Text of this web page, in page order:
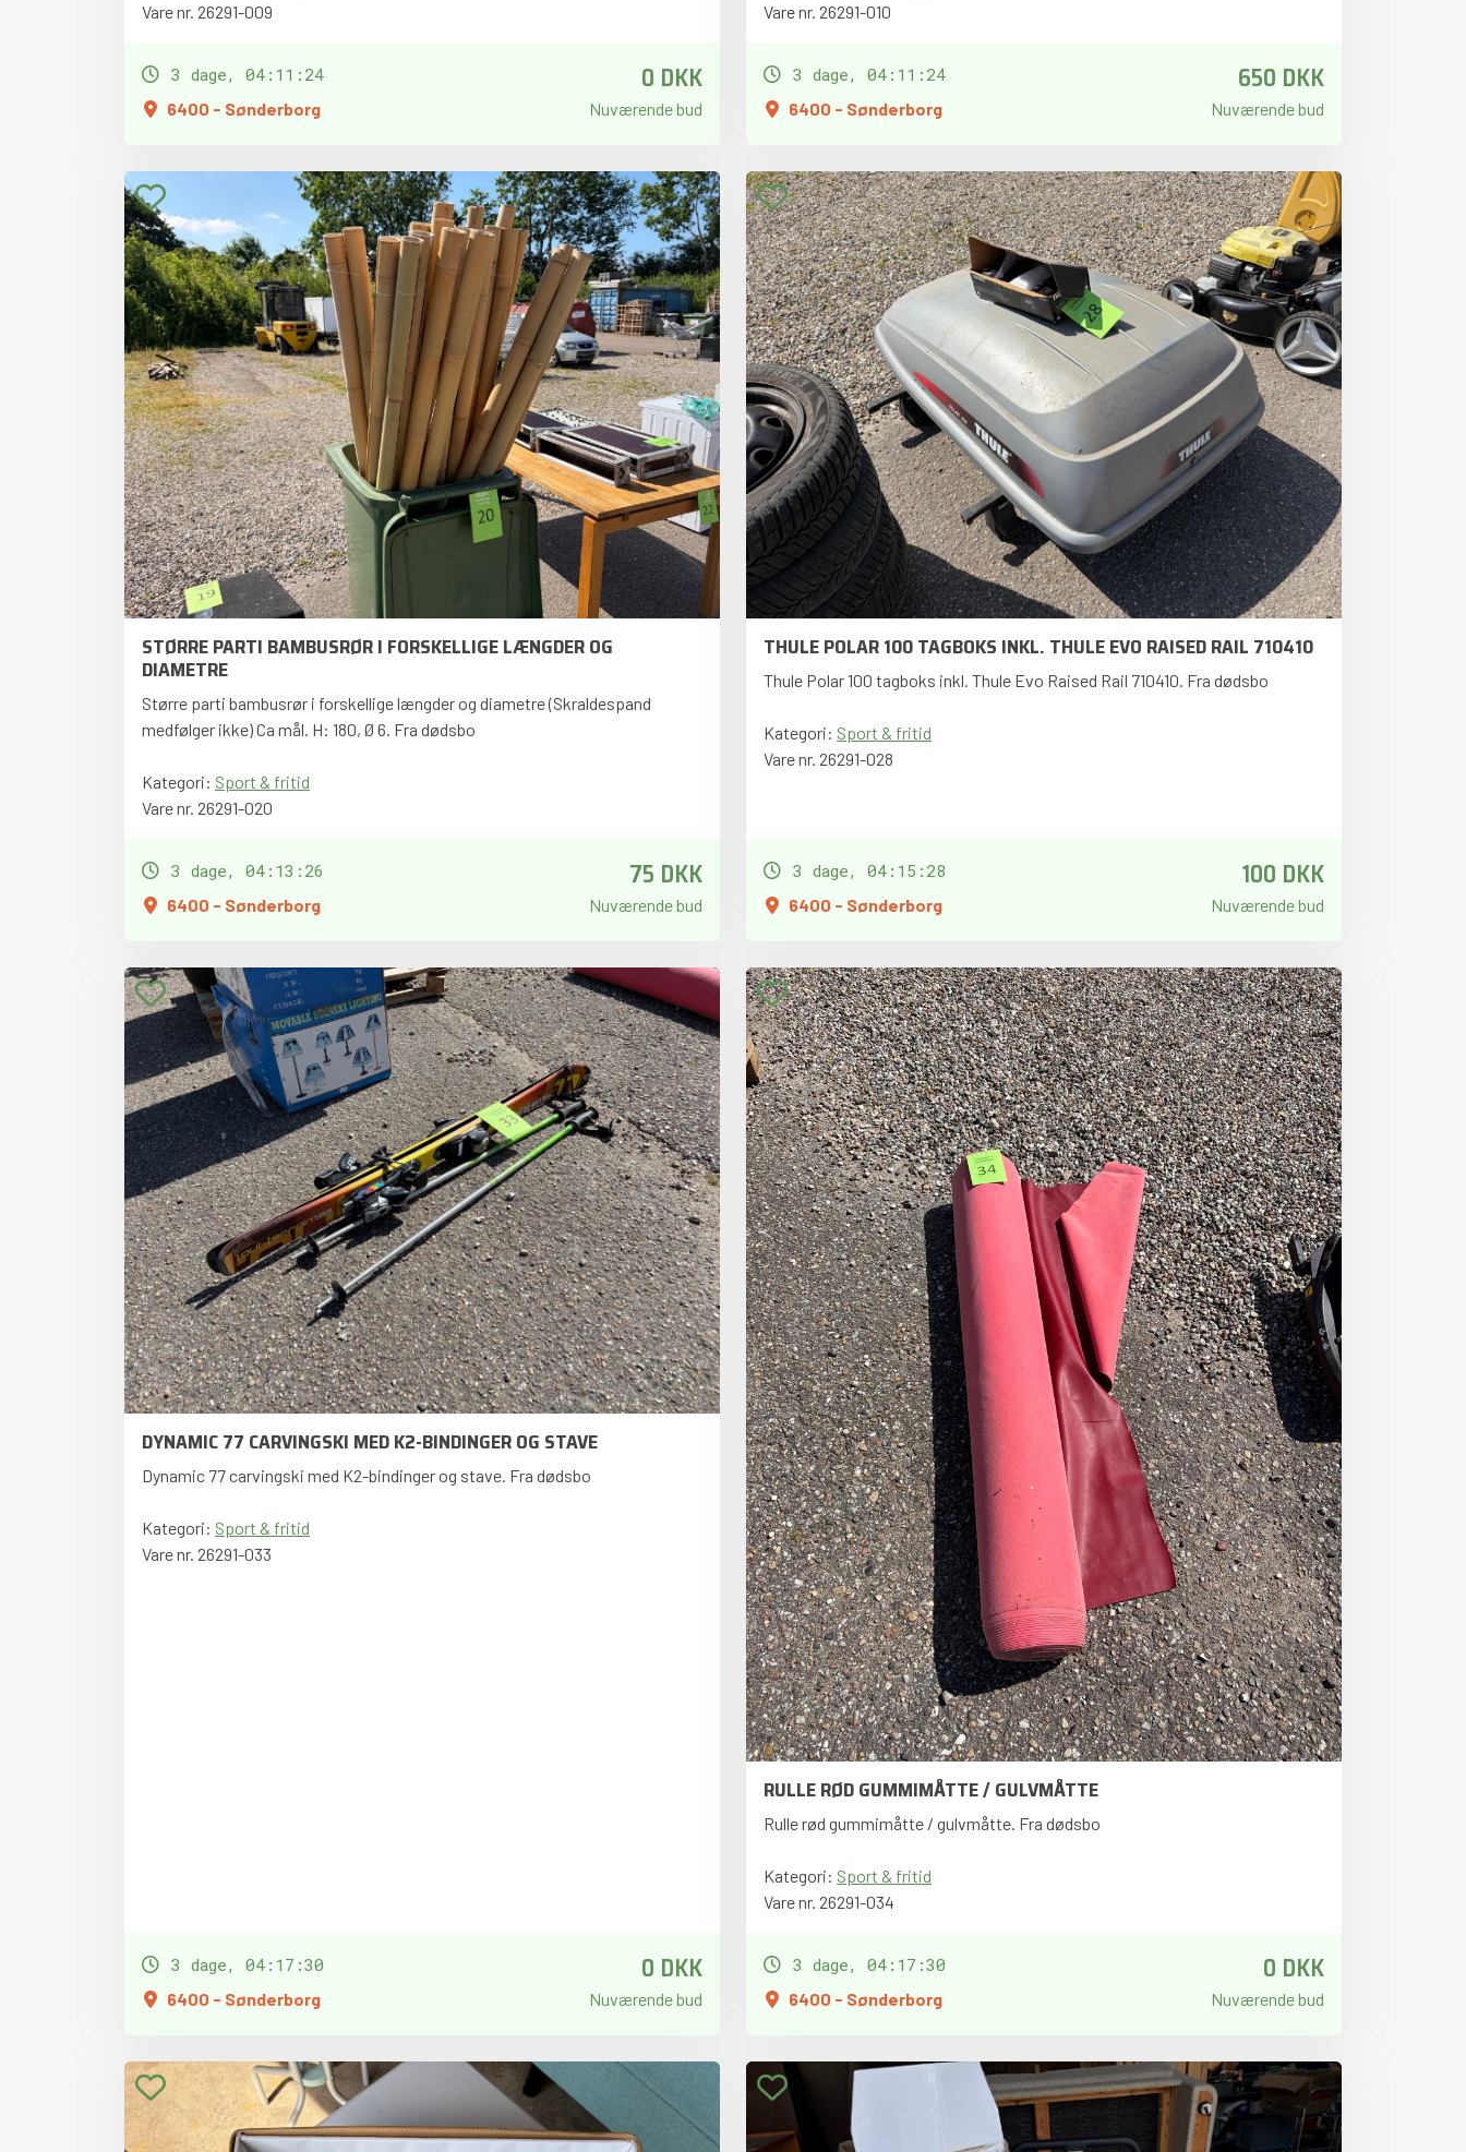
Vare nr. 26291-009
3 dage, 04:11:22
6400 - Sønderborg
0 DKK
Nuværende bud
Vare nr. 26291-010
3 dage, 04:11:22
6400 - Sønderborg
650 DKK
Nuværende bud
STØRRE PARTI BAMBUSRØR I FORSKELLIGE LÆNGDER OG
DIAMETRE
Større parti bambusrør i forskellige længder og diametre (Skraldespand
medfølger ikke) Ca mål. H: 180, Ø 6. Fra dødsbo
Kategori: Sport & fritid
Vare nr. 26291-020
3 dage, 04:13:24
6400 - Sønderborg
75 DKK
Nuværende bud
THULE POLAR 100 TAGBOKS INKL. THULE EVO RAISED RAIL 710410
Thule Polar 100 tagboks inkl. Thule Evo Raised Rail 710410. Fra dødsbo
Kategori: Sport & fritid
Vare nr. 26291-028
3 dage, 04:15:26
6400 - Sønderborg
100 DKK
Nuværende bud
DYNAMIC 77 CARVINGSKI MED K2-BINDINGER OG STAVE
Dynamic 77 carvingski med K2-bindinger og stave. Fra dødsbo
Kategori: Sport & fritid
Vare nr. 26291-033
3 dage, 04:17:28
6400 - Sønderborg
0 DKK
Nuværende bud
RULLE RØD GUMMIMÅTTE / GULVMÅTTE
Rulle rød gummimåtte / gulvmåtte. Fra dødsbo
Kategori: Sport & fritid
Vare nr. 26291-034
3 dage, 04:17:28
6400 - Sønderborg
0 DKK
Nuværende bud